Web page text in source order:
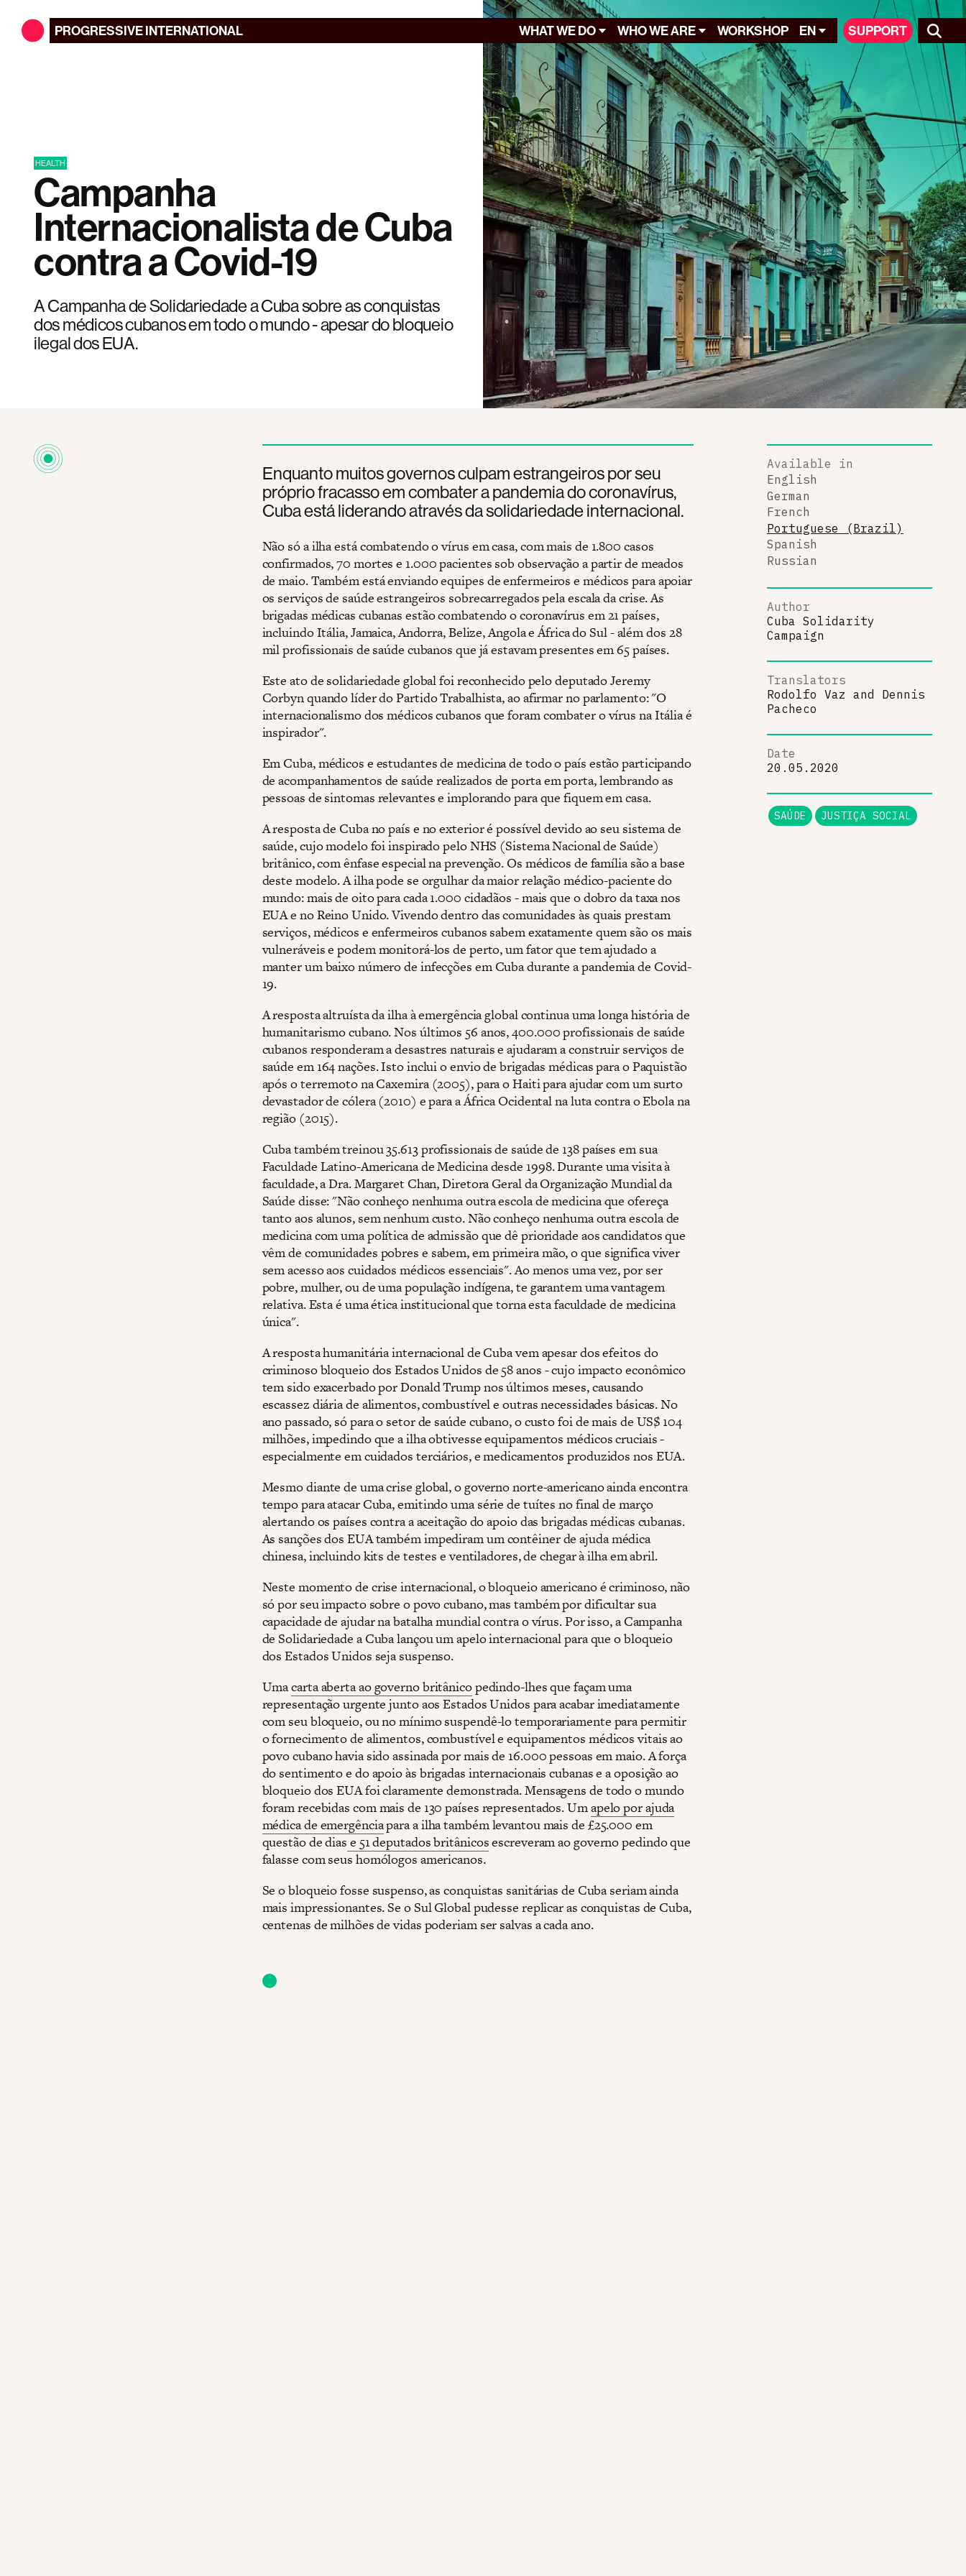
PROGRESSIVEINTERNATIONAL WHAT WE DO WHO WE ARE WORKSHOP EN SUPPORT
HEALTH
Campanha
Internacionalista de Cuba
contra a Covid-19
A Campanha de Solidariedade a Cuba sobre as conquistas
dos médicos cubanos em todo o mundo - apesar do bloqueio
ilegal dos EUA.
Enquanto muitos governos culpam estrangeiros por seu
próprio fracasso em combater a pandemia do coronavírus,
Cuba está liderando através da solidariedade internacional.
Não só a ilha está combatendo o vírus em casa, com mais de 1.800 casos
confirmados, 70 mortes e 1.000 pacientes sob observação a partir de meados
de maio. Também está enviando equipes de enfermeiros e médicos para apoiar
os serviços de saúde estrangeiros sobrecarregados pela escala da crise. As
brigadas médicas cubanas estão combatendo o coronavírus em 21 países,
incluindo Itália, Jamaica, Andorra, Belize, Angola e África do Sul - além dos 28
mil profissionais de saúde cubanos que já estavam presentes em 65 países.
Este ato de solidariedade global foi reconhecido pelo deputado Jeremy
Corbyn quando líder do Partido Trabalhista, ao afirmar no parlamento: "O
internacionalismo dos médicos cubanos que foram combater o vírus na Itália é
inspirador".
Em Cuba, médicos e estudantes de medicina de todo o país estão participando
de acompanhamentos de saúde realizados de porta em porta, lembrando as
pessoas de sintomas relevantes e implorando para que fiquem em casa.
A resposta de Cuba no país e no exterior é possível devido ao seu sistema de
saúde, cujo modelo foi inspirado pelo NHS (Sistema Nacional de Saúde)
britânico, com ênfase especial na prevenção. Os médicos de família são a base
deste modelo. A ilha pode se orgulhar da maior relação médico-paciente do
mundo: mais de oito para cada 1.000 cidadãos - mais que o dobro da taxa nos
EUA e no Reino Unido. Vivendo dentro das comunidades às quais prestam
serviços, médicos e enfermeiros cubanos sabem exatamente quem são os mais
vulneráveis e podem monitorá-los de perto, um fator que tem ajudado a
manter um baixo número de infecções em Cuba durante a pandemia de Covid-
19.
A resposta altruísta da ilha à emergência global continua uma longa história de
humanitarismo cubano. Nos últimos 56 anos, 400.000 profissionais de saúde
cubanos responderam a desastres naturais e ajudaram a construir serviços de
saúde em 164 nações. Isto inclui o envio de brigadas médicas para o Paquistão
após o terremoto na Caxemira (2005), para o Haiti para ajudar com um surto
devastador de cólera (2010) e para a África Ocidental na luta contra o Ebola na
região (2015).
Cuba também treinou 35.613 profissionais de saúde de 138 países em sua
Faculdade Latino-Americana de Medicina desde 1998. Durante uma visita à
faculdade, a Dra. Margaret Chan, Diretora Geral da Organização Mundial da
Saúde disse: "Não conheço nenhuma outra escola de medicina que ofereça
tanto aos alunos, sem nenhum custo. Não conheço nenhuma outra escola de
medicina com uma política de admissão que dê prioridade aos candidatos que
vêm de comunidades pobres e sabem, em primeira mão, o que significa viver
sem acesso aos cuidados médicos essenciais". Ao menos uma vez, por ser
pobre, mulher, ou de uma população indígena, te garantem uma vantagem
relativa. Esta é uma ética institucional que torna esta faculdade de medicina
única".
A resposta humanitária internacional de Cuba vem apesar dos efeitos do
criminoso bloqueio dos Estados Unidos de 58 anos - cujo impacto econômico
tem sido exacerbado por Donald Trump nos últimos meses, causando
escassez diária de alimentos, combustível e outras necessidades básicas. No
ano passado, só para o setor de saúde cubano, o custo foi de mais de US$ 104
milhões, impedindo que a ilha obtivesse equipamentos médicos cruciais -
especialmente em cuidados terciários, e medicamentos produzidos nos EUA.
Mesmo diante de uma crise global, o governo norte-americano ainda encontra
tempo para atacar Cuba, emitindo uma série de tuítes no final de março
alertando os países contra a aceitação do apoio das brigadas médicas cubanas.
As sanções dos EUA também impediram um contêiner de ajuda médica
chinesa, incluindo kits de testes e ventiladores, de chegar à ilha em abril.
Neste momento de crise internacional, o bloqueio americano é criminoso, não
só por seu impacto sobre o povo cubano, mas também por dificultar sua
capacidade de ajudar na batalha mundial contra o vírus. Por isso, a Campanha
de Solidariedade a Cuba lançou um apelo internacional para que o bloqueio
dos Estados Unidos seja suspenso.
Umacarta aberta ao governo britânicopedindo-lhes que façam uma
representação urgente junto aos Estados Unidos para acabar imediatamente
com seu bloqueio, ou no mínimo suspendê-lo temporariamente para permitir
o fornecimento de alimentos, combustível e equipamentos médicos vitais ao
povo cubano havia sido assinada por mais de 16.000 pessoas em maio. A força
do sentimento e do apoio às brigadas internacionais cubanas e a oposição ao
bloqueio dos EUA foi claramente demonstrada. Mensagens de todo o mundo
foram recebidas com mais de 130 países representados. Umapelo por ajuda
médica de emergênciapara a ilha também levantou mais de £25.000 em
questão de dias e 51 deputados britânicosescreveram ao governo pedindo que
falasse com seus homólogos americanos.
Se o bloqueio fosse suspenso, as conquistas sanitárias de Cuba seriam ainda
mais impressionantes. Se o Sul Global pudesse replicar as conquistas de Cuba,
centenas de milhões de vidas poderiam ser salvas a cada ano.
Available in
English
German
French
Portuguese (Brazil)
Spanish
Russian
Author
Cuba Solidarity
Campaign
Translators
Rodolfo Vaz and Dennis
Pacheco
Date
20.05.2020
SAÚDE JUSTIÇA SOCIAL